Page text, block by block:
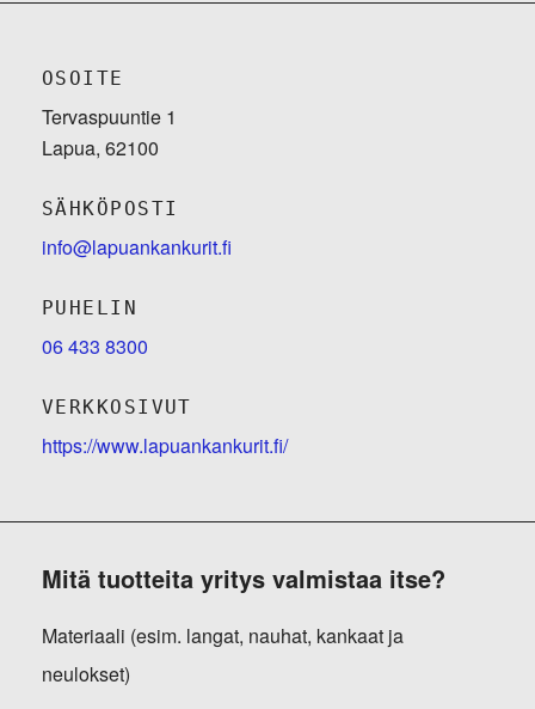
OSOITE
Tervaspuuntie 1
Lapua, 62100
SÄHKÖPOSTI
info@lapuankankurit.fi
PUHELIN
06 433 8300
VERKKOSIVUT
https://www.lapuankankurit.fi/
Mitä tuotteita yritys valmistaa itse?
Materiaali (esim. langat, nauhat, kankaat ja
neulokset)